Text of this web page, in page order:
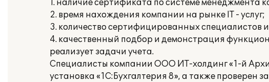
1. наличие сертификата по системе менеджмента
2. время нахождения компании на рынке IT - услуг;
3. количество сертифицированных специалистов
4. качественный подбор и демонстрация
реализует задачи учета.
Специалисты компании ООО ИТ-холдинг «1-й
установка «1С:Бухгалтерия 8», а также проверен